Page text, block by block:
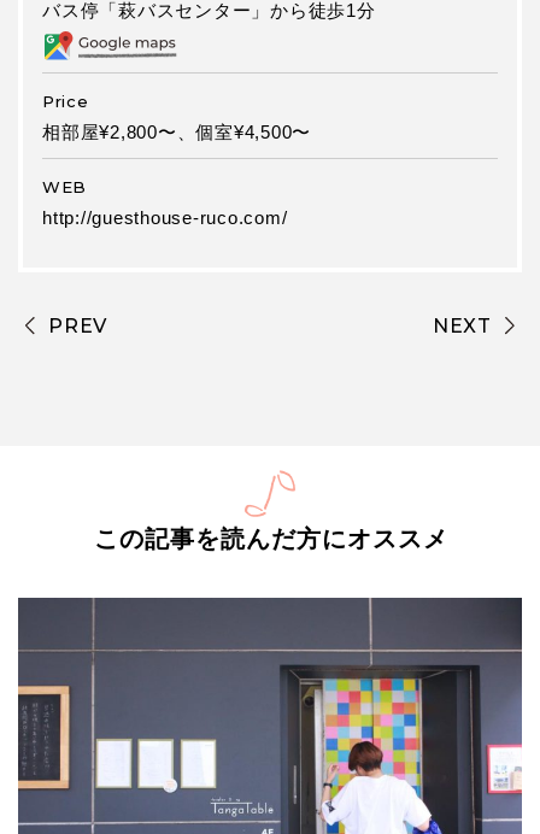
バス停「萩バスセンター」から徒歩1分
Price
相部屋¥2,800〜、個室¥4,500〜
WEB
http://guesthouse-ruco.com/
PREV NEXT
この記事を読んだ方にオススメ